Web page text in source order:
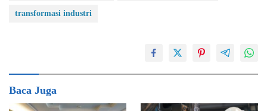
transformasi industri
Baca Juga